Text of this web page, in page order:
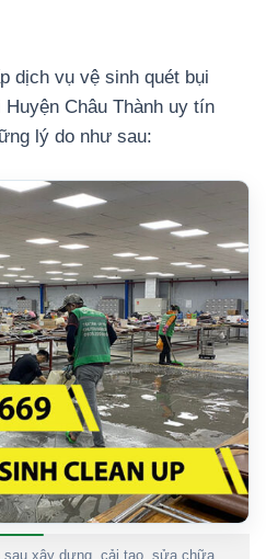
dịch vụ vệ sinh quét bụi
Châu Thành uy tín
lý do như sau:
sau xây dựng, cải tạo, sửa chữa